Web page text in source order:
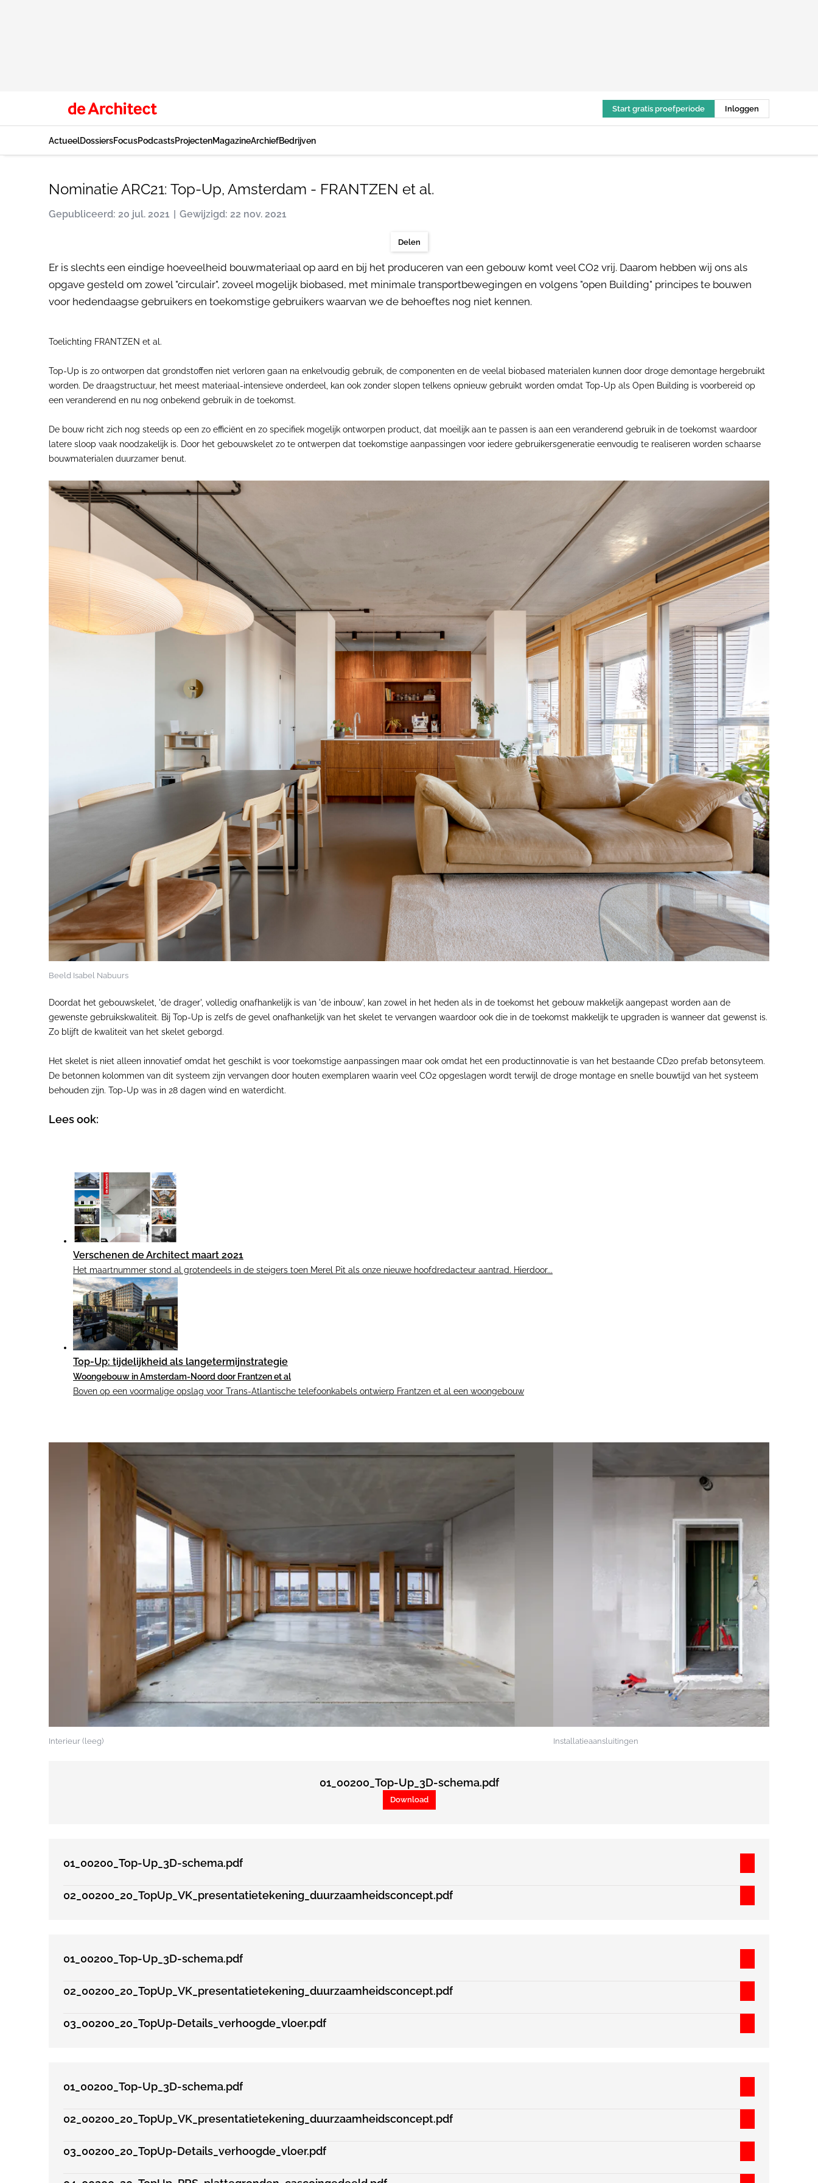
Start gratis proefperiode Inloggen
ActueelDossiersFocusPodcastsProjectenMagazineArchiefBedrijven
Nominatie ARC21: Top-Up, Amsterdam - FRANTZEN et al.
Gepubliceerd: 20 jul. 2021 Gewijzigd: 22 nov. 2021
Delen
Er is slechts een eindige hoeveelheid bouwmateriaal op aard en bij het produceren van een gebouw komt veel CO2 vrij. Daarom hebben wij ons als
opgave gesteld om zowel "circulair", zoveel mogelijk biobased, met minimale transportbewegingen en volgens "open Building" principes te bouwen
voor hedendaagse gebruikers en toekomstige gebruikers waarvan we de behoeftes nog niet kennen.
Toelichting FRANTZEN et al.
Top-Up is zo ontworpen dat grondstoffen niet verloren gaan na enkelvoudig gebruik, de componenten en de veelal biobased materialen kunnen door droge demontage hergebruikt
worden. De draagstructuur, het meest materiaal-intensieve onderdeel, kan ook zonder slopen telkens opnieuw gebruikt worden omdat Top-Up als Open Building is voorbereid op
een veranderend en nu nog onbekend gebruik in de toekomst.
De bouw richt zich nog steeds op een zo efficiënt en zo specifiek mogelijk ontworpen product, dat moeilijk aan te passen is aan een veranderend gebruik in de toekomst waardoor
latere sloop vaak noodzakelijk is. Door het gebouwskelet zo te ontwerpen dat toekomstige aanpassingen voor iedere gebruikersgeneratie eenvoudig te realiseren worden schaarse
bouwmaterialen duurzamer benut.
Beeld Isabel Nabuurs
Doordat het gebouwskelet, 'de drager', volledig onafhankelijk is van 'de inbouw', kan zowel in het heden als in de toekomst het gebouw makkelijk aangepast worden aan de
gewenste gebruikskwaliteit. Bij Top-Up is zelfs de gevel onafhankelijk van het skelet te vervangen waardoor ook die in de toekomst makkelijk te upgraden is wanneer dat gewenst is.
Zo blijft de kwaliteit van het skelet geborgd.
Het skelet is niet alleen innovatief omdat het geschikt is voor toekomstige aanpassingen maar ook omdat het een productinnovatie is van het bestaande CD20 prefab betonsyteem.
De betonnen kolommen van dit systeem zijn vervangen door houten exemplaren waarin veel CO2 opgeslagen wordt terwijl de droge montage en snelle bouwtijd van het systeem
behouden zijn. Top-Up was in 28 dagen wind en waterdicht.
Lees ook:
Verschenen de Architect maart 2021
Het maartnummer stond al grotendeels in de steigers toen Merel Pit als onze nieuwe hoofdredacteur aantrad. Hierdoor...
Top-Up: tijdelijkheid als langetermijnstrategie
Woongebouw in Amsterdam-Noord door Frantzen et al
Boven op een voormalige opslag voor Trans-Atlantische telefoonkabels ontwierp Frantzen et al een woongebouw
Interieur (leeg) Installatieaansluitingen
01_00200_Top-Up_3D-schema.pdf
Download
01_00200_Top-Up_3D-schema.pdf
02_00200_20_TopUp_VK_presentatietekening_duurzaamheidsconcept.pdf
01_00200_Top-Up_3D-schema.pdf
02_00200_20_TopUp_VK_presentatietekening_duurzaamheidsconcept.pdf
03_00200_20_TopUp-Details_verhoogde_vloer.pdf
01_00200_Top-Up_3D-schema.pdf
02_00200_20_TopUp_VK_presentatietekening_duurzaamheidsconcept.pdf
03_00200_20_TopUp-Details_verhoogde_vloer.pdf